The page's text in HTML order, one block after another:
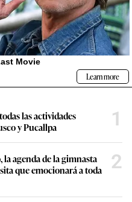
las actividades
y Pucallpa
1
la agenda de la gimnasta
que emocionará a toda
2